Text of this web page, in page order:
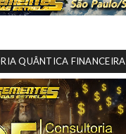
QUÂNTICA FINANCEIRA